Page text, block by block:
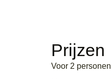
Prijzen
Voor 2 personen